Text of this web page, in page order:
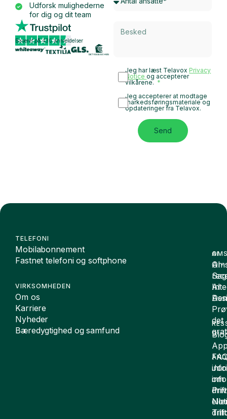
Udforsk mulighederne
for dig og dit team
Baseret på 430 anmeldelser
Jeg har læst Telavox Privacy
Noticeog accepterer
vilkårene.
Jeg accepterer at modtage
markedsføringsmateriale og
opdateringer fra Telavox.
Send
TELEFONI
Mobilabonnement
Fastnet telefoni og softphone
VIRKSOMHEDEN
Om os
Karriere
Nyheder
Bæredygtighed og samfund
om
drift
AI
AI-
AI
det